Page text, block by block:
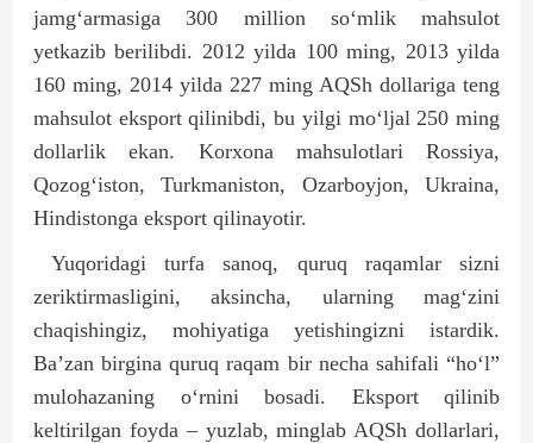
jamg‘armasiga 300 million so‘mlik mahsulot
yetkazib berilibdi. 2012 yilda 100 ming, 2013 yilda
160 ming, 2014 yilda 227 ming AQSh dollariga teng
mahsulot eksport qilinibdi, bu yilgi mo‘ljal 250 ming
dollarlik ekan. Korxona mahsulotlari Rossiya,
Qozog‘iston, Turkmaniston, Ozarboyjon, Ukraina,
Hindistonga eksport qilinayotir.
Yuqoridagi turfa sanoq, quruq raqamlar sizni
zeriktirmasligini, aksincha, ularning mag‘zini
chaqishingiz, mohiyatiga yetishingizni istardik.
Ba’zan birgina quruq raqam bir necha sahifali “ho‘l”
mulohazaning o‘rnini bosadi. Eksport qilinib
keltirilgan foyda – yuzlab, minglab AQSh dollarlari,